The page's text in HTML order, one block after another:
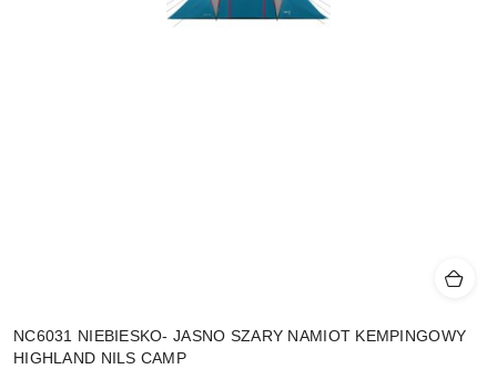
NC6031 NIEBIESKO- JASNO SZARY NAMIOT KEMPINGOWY
HIGHLAND NILS CAMP